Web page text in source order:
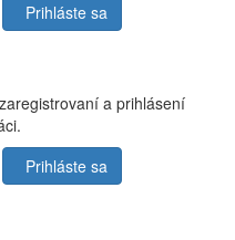
Prihláste sa
a prihlásení
Prihláste sa